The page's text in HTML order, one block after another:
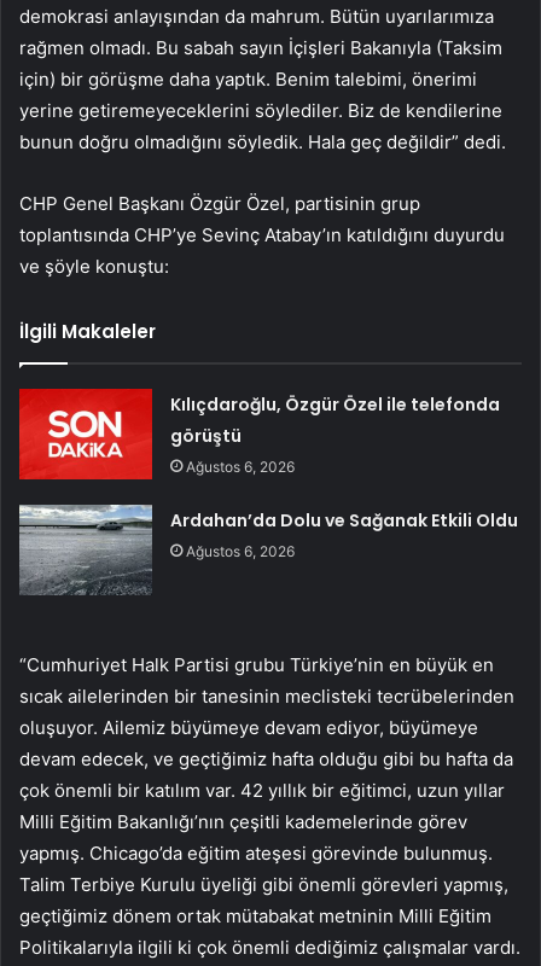
demokrasi anlayışından da mahrum. Bütün uyarılarımıza
rağmen olmadı. Bu sabah sayın İçişleri Bakanıyla (Taksim
için) bir görüşme daha yaptık. Benim talebimi, önerimi
yerine getiremeyeceklerini söylediler. Biz de kendilerine
bunun doğru olmadığını söyledik. Hala geç değildir” dedi.
CHP Genel Başkanı Özgür Özel, partisinin grup
toplantısında CHP’ye Sevinç Atabay’ın katıldığını duyurdu
ve şöyle konuştu:
İlgili Makaleler
Kılıçdaroğlu, Özgür Özel ile telefonda
görüştü
Ağustos 6, 2026
Ardahan’da Dolu ve Sağanak Etkili Oldu
Ağustos 6, 2026
“Cumhuriyet Halk Partisi grubu Türkiye’nin en büyük en
sıcak ailelerinden bir tanesinin meclisteki tecrübelerinden
oluşuyor. Ailemiz büyümeye devam ediyor, büyümeye
devam edecek, ve geçtiğimiz hafta olduğu gibi bu hafta da
çok önemli bir katılım var. 42 yıllık bir eğitimci, uzun yıllar
Milli Eğitim Bakanlığı’nın çeşitli kademelerinde görev
yapmış. Chicago’da eğitim ateşesi görevinde bulunmuş.
Talim Terbiye Kurulu üyeliği gibi önemli görevleri yapmış,
geçtiğimiz dönem ortak mütabakat metninin Milli Eğitim
Politikalarıyla ilgili ki çok önemli dediğimiz çalışmalar vardı.